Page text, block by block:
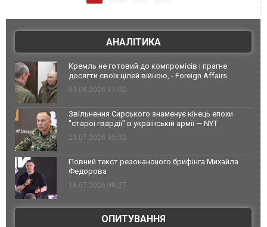
АНАЛІТИКА
Кремль не готовий до компромісів і прагне
досягти своїх цілей війною, - Foreign Affairs
03.08.2026 13:02
Звільнення Сирського знаменує кінець епохи
"старої гвардії" в українській армії — NYT
23.07.2026 10:32
Повний текст резонансного брифінга Михайла
Федорова
18.07.2026 09:27
ОПИТУВАННЯ